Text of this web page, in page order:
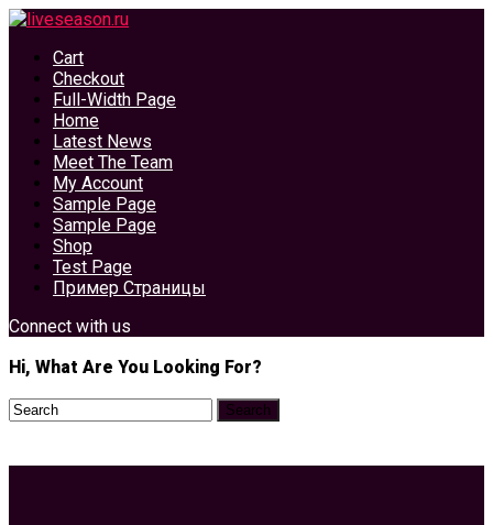
Cart
Checkout
Full-Width Page
Home
Latest News
Meet The Team
My Account
Sample Page
Sample Page
Shop
Test Page
Пример Страницы
Connect with us
Hi, What Are You Looking For?